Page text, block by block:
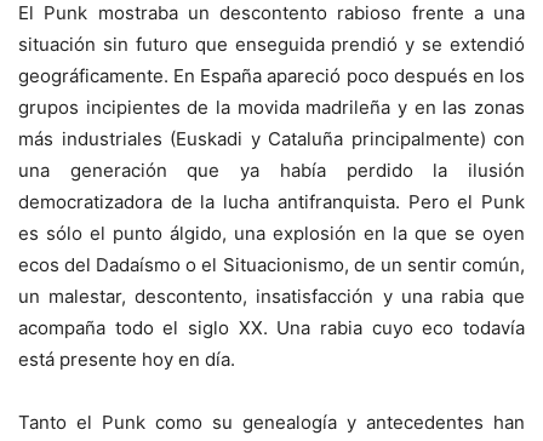
El Punk mostraba un descontento rabioso frente a una
situación sin futuro que enseguida prendió y se extendió
geográficamente. En España apareció poco después en los
grupos incipientes de la movida madrileña y en las zonas
más industriales (Euskadi y Cataluña principalmente) con
una generación que ya había perdido la ilusión
democratizadora de la lucha antifranquista. Pero el Punk
es sólo el punto álgido, una explosión en la que se oyen
ecos del Dadaísmo o el Situacionismo, de un sentir común,
un malestar, descontento, insatisfacción y una rabia que
acompaña todo el siglo XX. Una rabia cuyo eco todavía
está presente hoy en día.
Tanto el Punk como su genealogía y antecedentes han